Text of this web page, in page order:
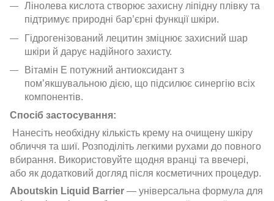
Лінолева кислота створює захисну ліпідну плівку та
підтримує природні бар’єрні функції шкіри.
Гідрогенізований лецитин зміцнює захисний шар
шкіри й дарує надійного захисту.
Вітамін Е потужний антиоксидант з
пом’якшувальною дією, що підсилює синергію всіх
компонентів.
Спосіб застосування:
Нанесіть необхідну кількість крему на очищену шкіру
обличчя та шиї. Розподіліть легкими рухами до повного
вбирання. Використовуйте щодня вранці та ввечері,
або як додатковий догляд після косметичних процедур.
Aboutskin Liquid Barrier — універсальна формула для